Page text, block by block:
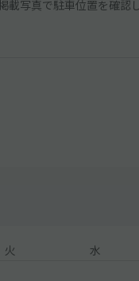
写真で駐車位置を確認
火 水